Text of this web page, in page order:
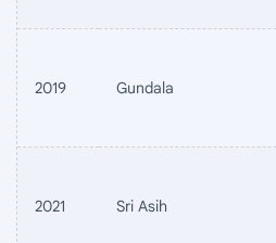
2019 Gundala
2021 Sri Asih